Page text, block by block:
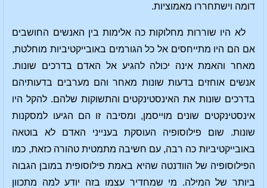
דומה וישתחררו מאמוציות.
לא היו שוררות מחלוקות כה אלימות בין האנשים החושבים
אם הם היו מתייחסים אל כל הגורמים באובייקטיביות מוחלטת,
מאחר והאמת אינה יכולה להגיע אל האדם בדרכים שונות.
אנשים אוחזים בדעות שונות מאחר והם מערבים בדעותיהם
בדרכים שונות את האינסטינקטים והתשוקות שלהם. להקל היו
אינסטינקטים שונים מוייסמן, ומסיבה זו הם הגיעו למסקנות
שונות. שום פילוסופיה העוסקת בענייני האדם לא בוטאה
באובייקטיביות כה רבה, עם חשיבה מתמטית טהורה כזאת, כמו
הפילוסופיה של הוודנטה שהיא באמת פילוסופית במובן הגבוה
ביותר של המילה. מי שמחדיר עצמו בזה יודע למה מתכוון